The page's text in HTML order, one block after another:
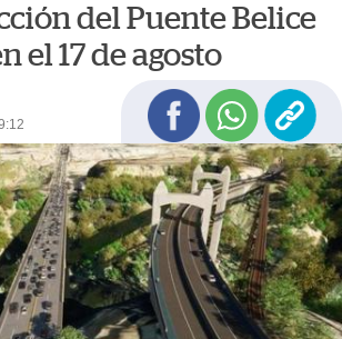
del Puente Belice
el 17 de agosto